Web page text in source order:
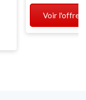
Voir l'offre